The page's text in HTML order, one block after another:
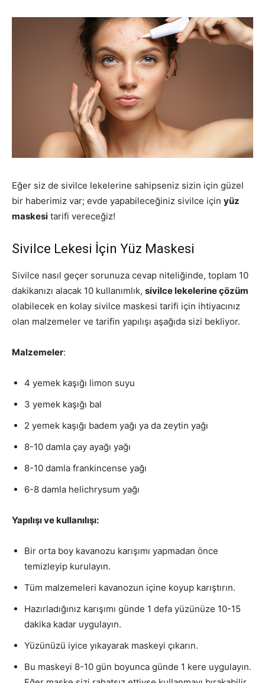
Eğer siz de sivilce lekelerine sahipseniz sizin için güzel
bir haberimiz var; evde yapabileceğiniz sivilce için yüz
maskesi tarifi vereceğiz!
Sivilce Lekesi İçin Yüz Maskesi
Sivilce nasıl geçer sorunuza cevap niteliğinde, toplam 10
dakikanızı alacak 10 kullanımlık, sivilce lekelerine çözüm
olabilecek en kolay sivilce maskesi tarifi için ihtiyacınız
olan malzemeler ve tarifin yapılışı aşağıda sizi bekliyor.
Malzemeler:
4 yemek kaşığı limon suyu
3 yemek kaşığı bal
2 yemek kaşığı badem yağı ya da zeytin yağı
8-10 damla çay ayağı yağı
8-10 damla frankincense yağı
6-8 damla helichrysum yağı
Yapılışı ve kullanılışı:
Bir orta boy kavanozu karışımı yapmadan önce
temizleyip kurulayın.
Tüm malzemeleri kavanozun içine koyup karıştırın.
Hazırladığınız karışımı günde 1 defa yüzünüze 10-15
dakika kadar uygulayın.
Yüzünüzü iyice yıkayarak maskeyi çıkarın.
Bu maskeyi 8-10 gün boyunca günde 1 kere uygulayın.